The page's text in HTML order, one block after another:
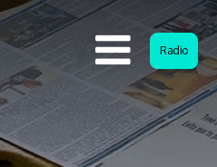
Radio